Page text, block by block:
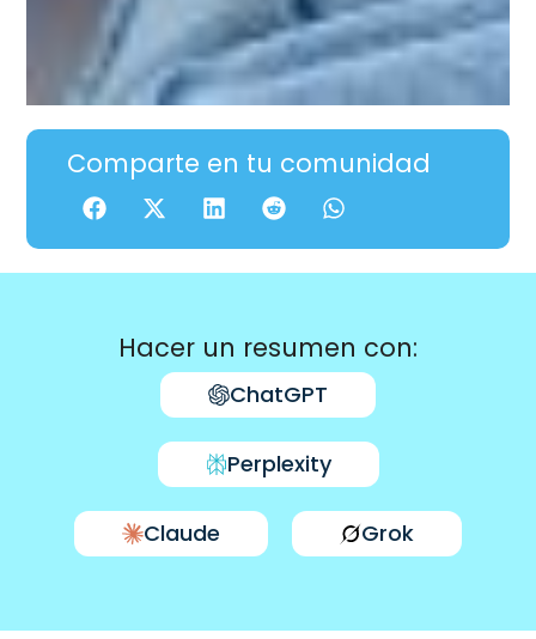
Comparte en tu comunidad
Hacer un resumen con:
ChatGPT
Perplexity
Claude Grok